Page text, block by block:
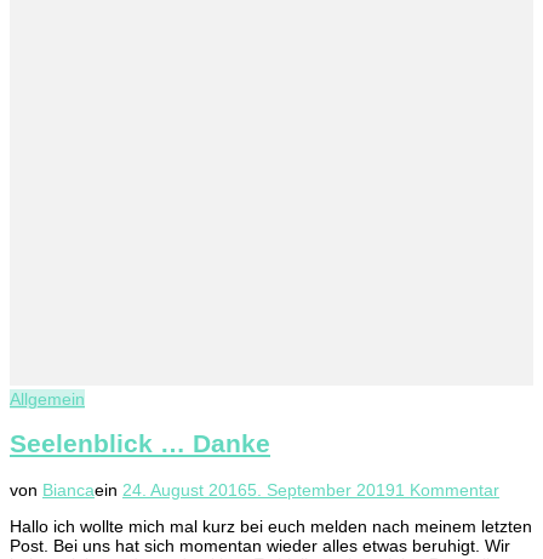
Allgemein
Seelenblick … Danke
von Biancaein 24. August 20165. September 20191 Kommentarzu
…
Hallo ich wollte mich mal kurz bei euch melden nach meinem letzten
Post. Bei uns hat sich momentan wieder alles etwas beruhigt. Wir